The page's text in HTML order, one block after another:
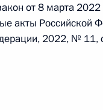
закон от
от 8 марта
акты Российской
2022, № 11,